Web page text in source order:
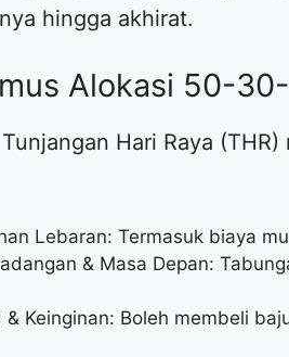
hingga akhirat.
Alokasi 50-
Hari Raya
Lebaran: Termasuk biaya
& Masa Depan:
& Keinginan: Boleh membeli